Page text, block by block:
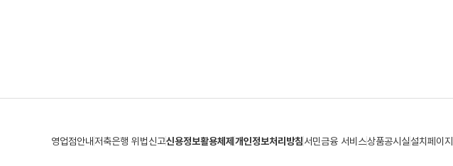
영업점안내 저축은행 위법신고신용정보활용체제 개인정보처리방침서민금융 서비스상품공시실설치페이지